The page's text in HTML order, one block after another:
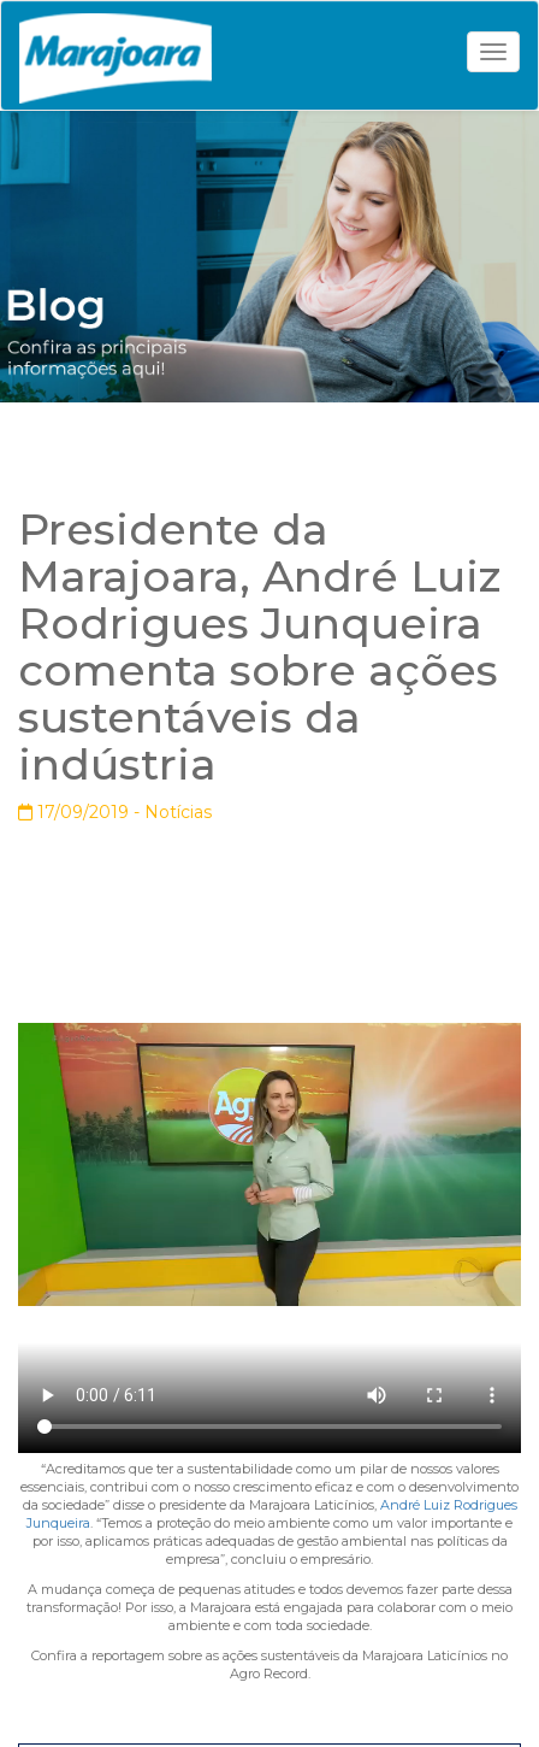
Presidente da
Marajoara, André Luiz
Rodrigues Junqueira
comenta sobre ações
sustentáveis da
indústria
17/09/2019 - Notícias
“Acreditamos que ter a sustentabilidade como um pilar de nossos valores
essenciais, contribui com o nosso crescimento eficaz e com o desenvolvimento
da sociedade” disse o presidente da Marajoara Laticínios, André Luiz Rodrigues
Junqueira. “Temos a proteção do meio ambiente como um valor importante e
por isso, aplicamos práticas adequadas de gestão ambiental nas políticas da
empresa”, concluiu o empresário.
A mudança começa de pequenas atitudes e todos devemos fazer parte dessa
transformação! Por isso, a Marajoara está engajada para colaborar com o meio
ambiente e com toda sociedade.
Confira a reportagem sobre as ações sustentáveis da Marajoara Laticínios no
Agro Record.